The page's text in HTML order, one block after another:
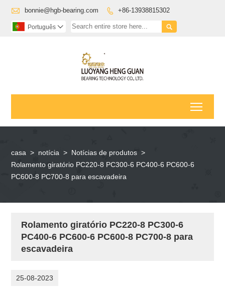
 bonnie@hgb-bearing.com  +86-13938815302

Português 
casa > notícia > Notícias de produtos >
Rolamento giratório PC220-8 PC300-6 PC400-6 PC600-6
PC600-8 PC700-8 para escavadeira
Rolamento giratório PC220-8 PC300-6
PC400-6 PC600-6 PC600-8 PC700-8 para
escavadeira
25-08-2023